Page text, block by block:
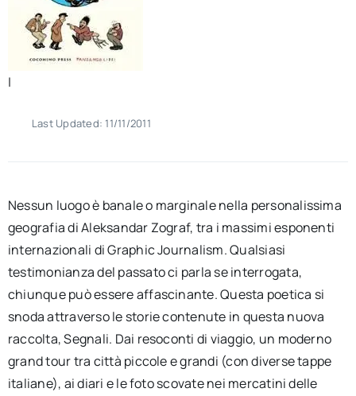
|
Last Updated: 11/11/2011
Nessun luogo è banale o marginale nella personalissima
geografia di Aleksandar Zograf, tra i massimi esponenti
internazionali di Graphic Journalism. Qualsiasi
testimonianza del passato ci parla se interrogata,
chiunque può essere affascinante. Questa poetica si
snoda attraverso le storie contenute in questa nuova
raccolta, Segnali. Dai resoconti di viaggio, un moderno
grand tour tra città piccole e grandi (con diverse tappe
italiane), ai diari e le foto scovate nei mercatini delle